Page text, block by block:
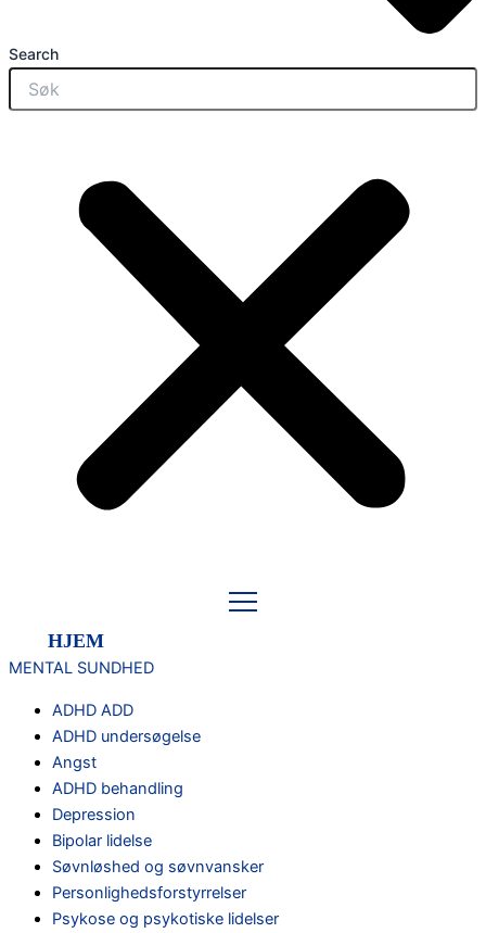
Search
HJEM
MENTAL SUNDHED
ADHD ADD
ADHD undersøgelse
Angst
ADHD behandling
Depression
Bipolar lidelse
Søvnløshed og søvnvansker
Personlighedsforstyrrelser
Psykose og psykotiske lidelser